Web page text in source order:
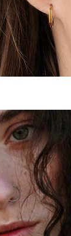
mit Glimmer